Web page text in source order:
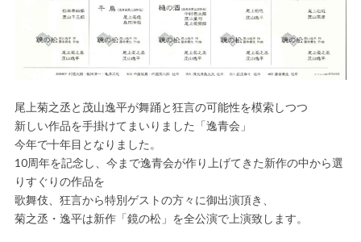
尾上菊之丞と茂山逸平が舞踊と狂言の可能性を模索しつつ
新しい作品を手掛けてまいりました「逸青会」
今年で十年目となりました。
10周年を記念し、今まで逸青会が作り上げてきた新作の中から選
りすぐりの作品を
歌舞伎、狂言から特別ゲストの方々に御出演頂き、
菊之丞・逸平は新作「鏡の松」を全公演で上演致します。